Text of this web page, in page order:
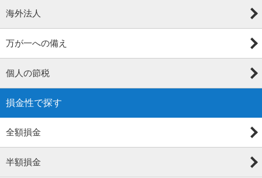
海外法人
万が一への備え
個人の節税
損金性で探す
全額損金
半額損金